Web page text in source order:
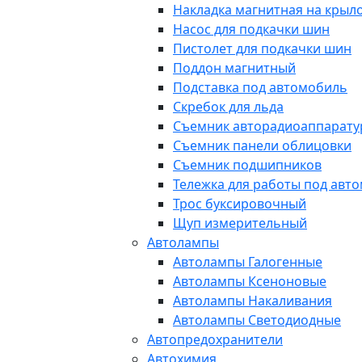
Накладка магнитная на
Насос для подкачки шин
Пистолет для подкачки шин
Поддон магнитный
Подставка под автомобиль
Скребок для льда
Съемник
Съемник панели облицовки
Съемник подшипников
Тележка для работы под
Трос буксировочный
Щуп измерительный
Автолампы
Автолампы Галогенные
Автолампы Ксеноновые
Автолампы Накаливания
Автолампы Светодиодные
Автопредохранители